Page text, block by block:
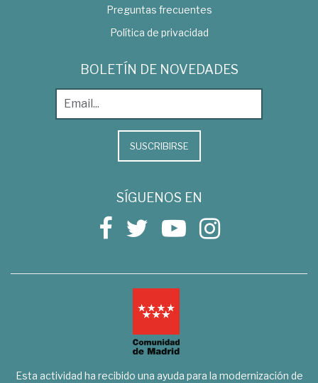
Preguntas frecuentes
Política de privacidad
BOLETÍN DE NOVEDADES
SUSCRIBIRSE
SÍGUENOS EN
Esta actividad ha recibido una ayuda para la modernización de